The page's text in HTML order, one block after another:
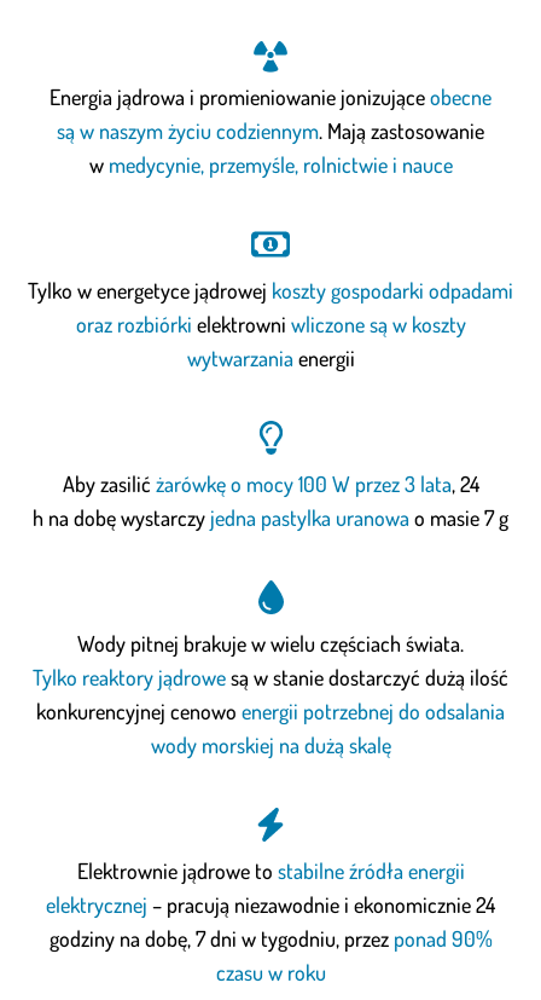
Energia jądrowa i promieniowanie jonizująceobecne
są w naszym życiu codziennym. Mają zastosowanie
w medycynie, przemyśle, rolnictwie i nauce
Tylko w energetyce jądrowej koszty gospodarki odpadami
oraz rozbiórki elektrowni wliczone są w koszty
wytwarzania energii
Aby zasilić żarówkę o mocy 100 W przez 3 lata, 24
h na dobę wystarczy jedna pastylka uranowa o masie 7 g
Wody pitnej brakuje w wielu częściach świata.
Tylko reaktory jądrowesą w stanie dostarczyć dużą ilość
konkurencyjnej cenowo energii potrzebnej do odsalania
wody morskiej na dużą skalę
Elektrownie jądrowe to stabilne źródła energii
elektrycznej – pracują niezawodnie i ekonomicznie 24
godziny na dobę, 7 dni w tygodniu, przez ponad 90%
czasu w roku